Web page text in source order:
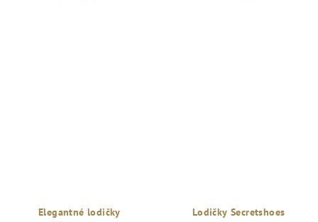
Elegantné lodičky
Lodičky Secretshoes